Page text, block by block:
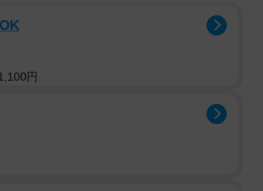
ラリー巡り」が目的だそうで、「私た
は似ていたりするのよね」と仲のよさ
と診断され、東さんはSNSで「2年間
いた。
円